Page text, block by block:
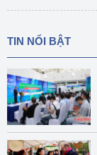
TIN NỔI BẬT